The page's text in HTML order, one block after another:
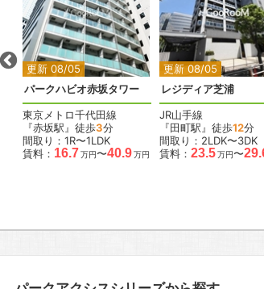
更新 08/05
2
パークハビオ赤坂タワー
東京メトロ千代田線
『赤坂駅』徒歩3分
間取り：1R〜1LDK
賃料： 16.7万円〜40.9万円
更新 08/05
2
レジディア芝浦
JR山手線
『田町駅』徒歩12分
間取り：2LDK〜3DK
賃料： 23.5万円〜